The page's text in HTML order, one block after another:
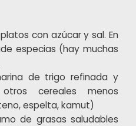
con azúcar y sal. En
especias (hay muchas
de trigo refinada y
cereales menos
espelta, kamut)
de grasas saludables